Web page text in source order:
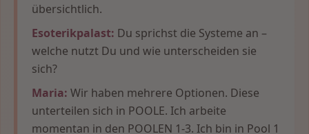
übersichtlich.
Esoterikpalast: Du sprichst die Systeme an –
welche nutzt Du und wie unterscheiden sie
sich?
Maria: Wir haben mehrere Optionen. Diese
unterteilen sich in POOLE. Ich arbeite
momentan in den POOLEN 1-3. Ich bin in Pool 1